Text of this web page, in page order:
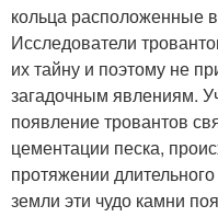
кольца расположенные
Исследователи
их тайну и поэтому не
загадочным явлениям.
появление тровантов
цементации песка,
протяжении
земли эти чудо камни